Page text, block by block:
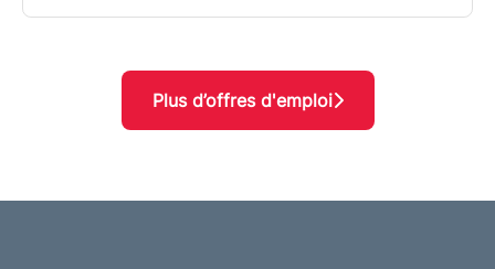
Plus d’offres d'emploi